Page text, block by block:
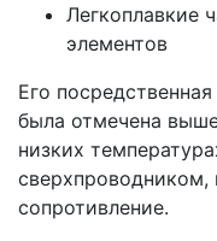
Легкоплавкие
элементов
Его
была отмечена
низких
сверхпроводником,
сопротивление.